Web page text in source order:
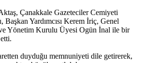
Çanakkale Gazeteciler Cemiyeti
Başkan Yardımcısı Kerem İriç, Genel
Yönetim Kurulu Üyesi Ogün İnal ile bir
duyduğu memnuniyeti dile getirerek,